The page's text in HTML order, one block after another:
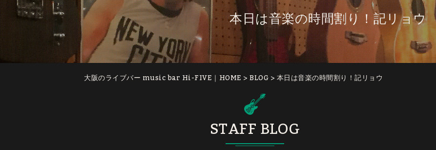
本日は音楽の時間割り！記リョウ
大阪のライブバー music bar Hi-FIVE｜HOME >BLOG> 本日は音楽の時間割り！記リョウ
STAFF BLOG